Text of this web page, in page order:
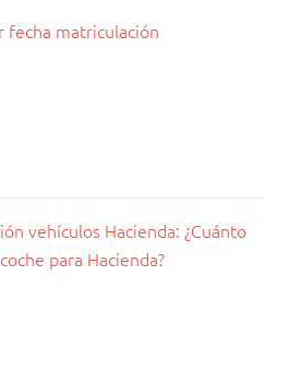
fecha matriculación
vehículos Hacienda: ¿Cuánto
para Hacienda?